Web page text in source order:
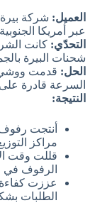
العميل: شركة
عبر أمريكا
التحدّي: كانت
شحنات البيرة
الحل: قدمت ووشي
السرعة قادرة
النتيجة:
أنتجت
مراكز
الرفوف في
عززت كفاءة
الطلبات